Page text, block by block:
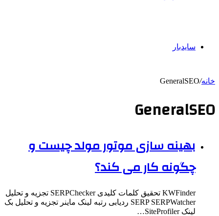
سایدبار
خانه/
GeneralSEO
GeneralSEO
بهینه سازی موتور مولد چیست و
چگونه کار می کند؟
KWFinder تحقیق کلمات کلیدی SERPChecker تجزیه و تحلیل
SERP SERPWatcher ردیابی رتبه لینک ماینر تجزیه و تحلیل بک
لینک SiteProfiler…